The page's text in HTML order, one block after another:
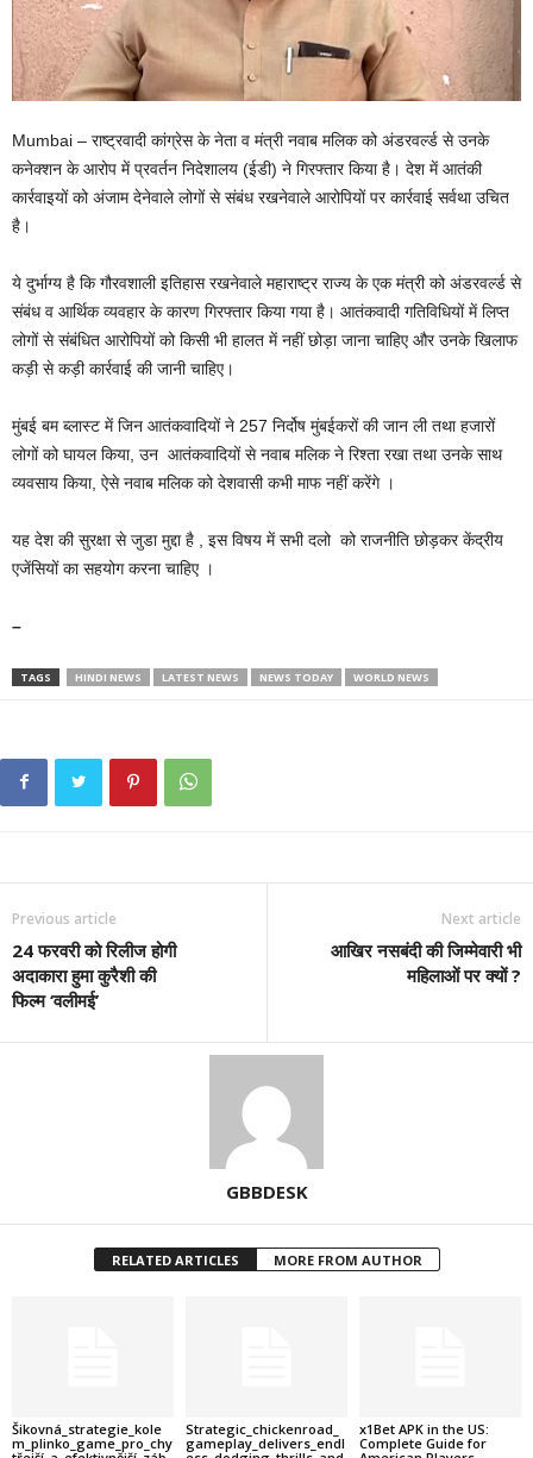
Mumbai – राष्ट्रवादी कांग्रेस के नेता व मंत्री नवाब मलिक को अंडरवर्ल्ड से उनके
कनेक्शन के आरोप में प्रवर्तन निदेशालय (ईडी) ने गिरफ्तार किया है। देश में आतंकी
कार्रवाइयों को अंजाम देनेवाले लोगों से संबंध रखनेवाले आरोपियों पर कार्रवाई सर्वथा उचित
है।
ये दुर्भाग्य है कि गौरवशाली इतिहास रखनेवाले महाराष्ट्र राज्य के एक मंत्री को अंडरवर्ल्ड से
संबंध व आर्थिक व्यवहार के कारण गिरफ्तार किया गया है। आतंकवादी गतिविधियों में लिप्त
लोगों से संबंधित आरोपियों को किसी भी हालत में नहीं छोड़ा जाना चाहिए और उनके खिलाफ
कड़ी से कड़ी कार्रवाई की जानी चाहिए।
मुंबई बम ब्लास्ट में जिन आतंकवादियों ने 257 निर्दोष मुंबईकरों की जान ली तथा हजारों
लोगों को घायल किया, उन आतंकवादियों से नवाब मलिक ने रिश्ता रखा तथा उनके साथ
व्यवसाय किया, ऐसे नवाब मलिक को देशवासी कभी माफ नहीं करेंगे ।
यह देश की सुरक्षा से जुडा मुद्दा है , इस विषय में सभी दलो को राजनीति छोड़कर केंद्रीय
एजेंसियों का सहयोग करना चाहिए ।
–
TAGS HINDI NEWS LATEST NEWS NEWS TODAY WORLD NEWS
Previous article
24 फरवरी को रिलीज होगी
अदाकारा हुमा कुरैशी की
फिल्म ‘वलीमई’
Next article
आखिर नसबंदी की जिम्मेवारी भी
महिलाओं पर क्यों ?
GBBDESK
RELATED ARTICLES MORE FROM AUTHOR
Šikovná_strategie_kole
m_plinko_game_pro_chy
Strategic_chickenroad_
gameplay_delivers_endl
x1Bet APK in the US:
Complete Guide for